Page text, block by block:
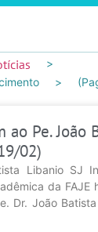
ao Pe. João
02)
Libanio SJ
da FAJE
Dr. João